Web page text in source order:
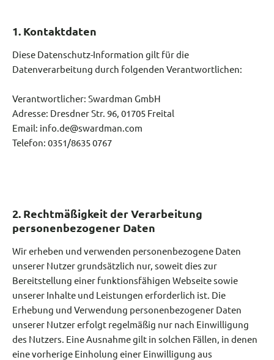
1. Kontaktdaten
Diese Datenschutz-Information gilt für die
Datenverarbeitung durch folgenden Verantwortlichen:
Verantwortlicher: Swardman GmbH
Adresse: Dresdner Str. 96, 01705 Freital
Email: info.de@swardman.com
Telefon: 0351/8635 0767
2. Rechtmäßigkeit der Verarbeitung
personenbezogener Daten
Wir erheben und verwenden personenbezogene Daten
unserer Nutzer grundsätzlich nur, soweit dies zur
Bereitstellung einer funktionsfähigen Webseite sowie
unserer Inhalte und Leistungen erforderlich ist. Die
Erhebung und Verwendung personenbezogener Daten
unserer Nutzer erfolgt regelmäßig nur nach Einwilligung
des Nutzers. Eine Ausnahme gilt in solchen Fällen, in denen
eine vorherige Einholung einer Einwilligung aus